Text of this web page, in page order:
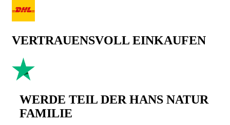
VERTRAUENSVOLL EINKAUFEN
WERDE TEIL DER HANS NATUR
FAMILIE